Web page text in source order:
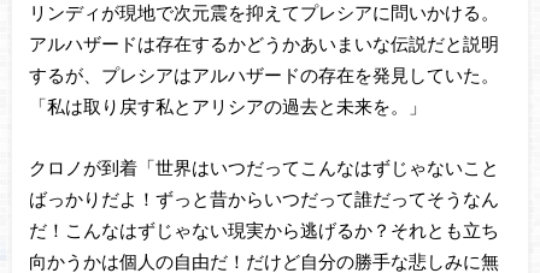
リンディが現地で次元震を抑えてプレシアに問いかける。
アルハザードは存在するかどうかあいまいな伝説だと説明
するが、プレシアはアルハザードの存在を発見していた。
「私は取り戻す私とアリシアの過去と未来を。」
クロノが到着「世界はいつだってこんなはずじゃないこと
ばっかりだよ！ずっと昔からいつだって誰だってそうなん
だ！こんなはずじゃない現実から逃げるか？それとも立ち
向かうかは個人の自由だ！だけど自分の勝手な悲しみに無